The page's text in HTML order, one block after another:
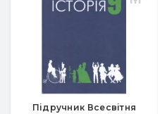
Підручник Всесвітня